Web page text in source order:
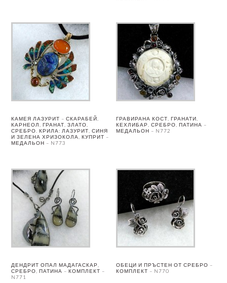
КАМЕЯ ЛАЗУРИТ – СКАРАБЕЙ,
КАРНЕОЛ, ГРАНАТ, ЗЛАТО,
СРЕБРО. КРИЛА: ЛАЗУРИТ, СИНЯ
И ЗЕЛЕНА ХРИЗОКОЛА, КУПРИТ –
МЕДАЛЬОН – N773
ГРАВИРАНА КОСТ, ГРАНАТИ,
КЕХЛИБАР, СРЕБРО, ПАТИНА –
МЕДАЛЬОН – N772
ДЕНДРИТ ОПАЛ МАДАГАСКАР,
СРЕБРО, ПАТИНА – КОМПЛЕКТ –
N771
ОБЕЦИ И ПРЪСТЕН ОТ СРЕБРО –
КОМПЛЕКТ – N770